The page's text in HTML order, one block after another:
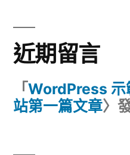
近期留言
「 WordPress 示
站第一篇文章〉